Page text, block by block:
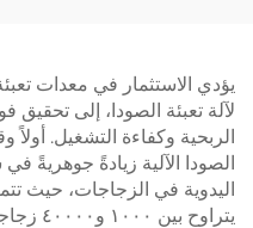
يؤدي الاستثمار في معدات
لآلة تعبئة الصودا، إلى تحقيق
الربحية وكفاءة التشغيل.
الصودا الآلية زيادةً جوهريةً
اليدوية في الزجاجات، حيث